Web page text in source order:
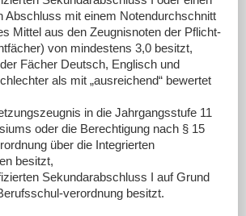
Abschluss mit einem Notendurchschnitt
Mittel aus den Zeugnisnoten der Pflicht-
von mindestens 3,0 besitzt,
Fächer Deutsch, Englisch und
als mit „ausreichend“ bewertet
in die Jahrgangsstufe 11
oder die Berechtigung nach § 15
über die Integrierten
besitzt,
Sekundarabschluss I auf Grund
verordnung besitzt.